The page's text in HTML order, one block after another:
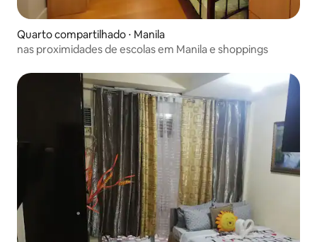
Quarto compartilhado ⋅ Manila
nas proximidades de escolas em Manila e shoppings